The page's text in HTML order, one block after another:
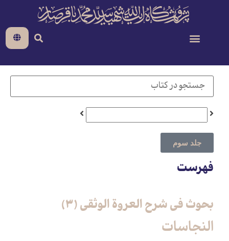
فهرست
جلد سوم
بحوث فی شرح العروة الوثقی (3)
النجاسات‏